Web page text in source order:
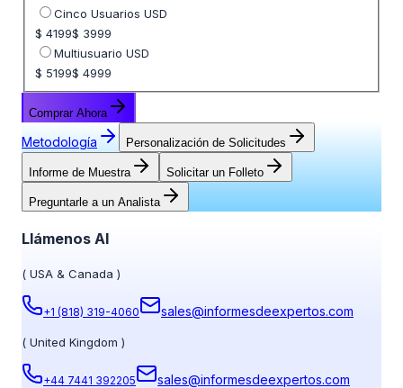
Cinco Usuarios USD
$ 4199$ 3999
Multiusuario USD
$ 5199$ 4999
Comprar Ahora
Metodología Personalización de Solicitudes
Informe de Muestra Solicitar un Folleto
Preguntarle a un Analista
Llámenos Al
( USA & Canada )
+1 (818) 319-4060 sales@informesdeexpertos.com
( United Kingdom )
+44 7441 392205 sales@informesdeexpertos.com